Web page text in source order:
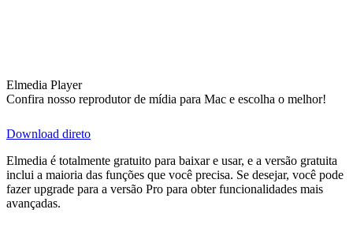
Elmedia Player
Confira nosso reprodutor de mídia para Mac e escolha o melhor!
Download direto
Elmedia é totalmente gratuito para baixar e usar, e a versão gratuita
inclui a maioria das funções que você precisa. Se desejar, você pode
fazer upgrade para a versão Pro para obter funcionalidades mais
avançadas.